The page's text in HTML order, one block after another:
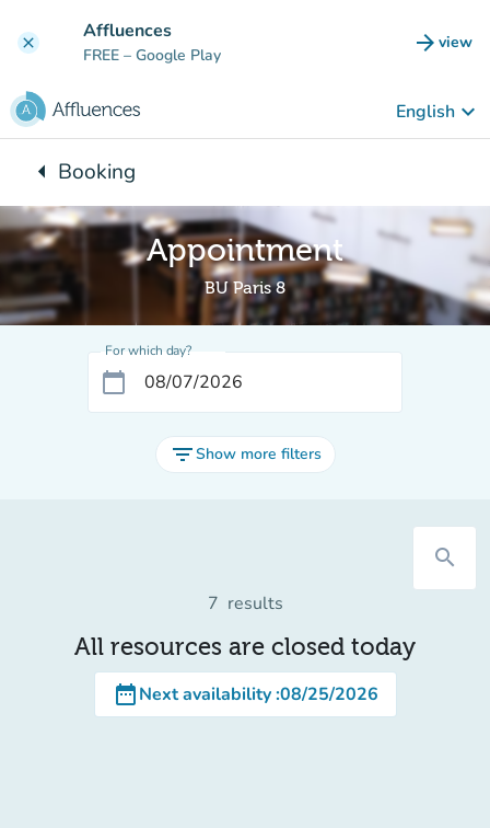
clear Affluences
FREE – Google Play arrow_forward view
(new
English keyboard_arrow_down
arrow_leftBack to:
Booking
Appointment
BU Paris 8
For which day?
calendar_today
filter_listShow more filters
search
7 results
All resources are closed today
date_rangeNext availability:08/25/2026